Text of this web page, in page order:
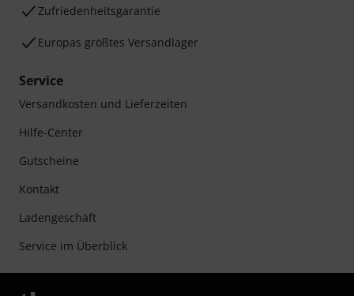
Zufriedenheitsgarantie
Europas größtes Versandlager
Service
Versandkosten und Lieferzeiten
Hilfe-Center
Gutscheine
Kontakt
Ladengeschäft
Service im Überblick